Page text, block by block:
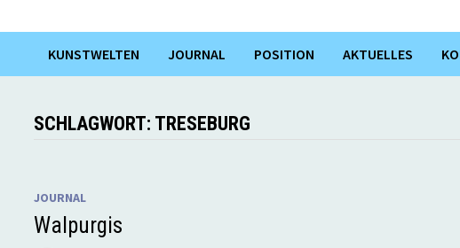
KUNSTWELTEN JOURNAL POSITION AKTUELLES
SCHLAGWORT: TRESEBURG
JOURNAL
Walpurgis